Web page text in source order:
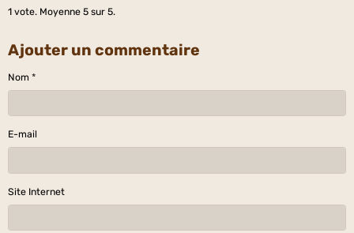
1 vote. Moyenne 5 sur 5.
Ajouter un commentaire
Nom
E-mail
Site Internet